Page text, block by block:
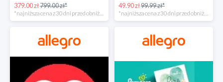
379.00 zł799.00 zł* 49.90 zł99.99 zł*